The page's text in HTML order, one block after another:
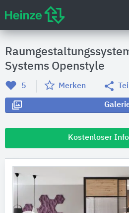
Systems Openstyle
5 Merken
Kostenloser